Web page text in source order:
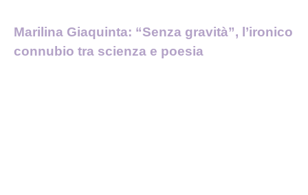
Marilina Giaquinta: “Senza gravità”, l’ironico
connubio tra scienza e poesia